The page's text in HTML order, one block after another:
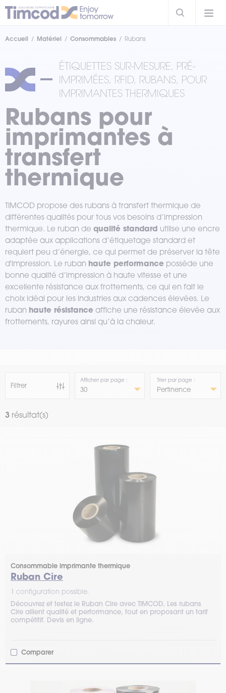
Accueil Matériel Consommables Rubans
ÉTIQUETTES SUR-MESURE, PRÉ-
IMPRIMÉES, RFID, RUBANS, POUR
IMPRIMANTES THERMIQUES
Rubans pour
imprimantes à
transfert
thermique
TIMCOD propose des rubans à transfert thermique de
différentes qualités pour tous vos besoins d’impression
thermique. Le ruban de qualité standard utilise une encre
adaptée aux applications d’étiquetage standard et
requiert peu d’énergie, ce qui permet de préserver la tête
d'impression. Le ruban haute performance possède une
bonne qualité d’impression à haute vitesse et une
excellente résistance aux frottements, ce qui en fait le
choix idéal pour les industries aux cadences élevées. Le
ruban haute résistance affiche une résistance élevée aux
frottements, rayures ainsi qu’à la chaleur.
3 résultat(s)
Filtrer
Afficher par page : Trier par page :
Consommable imprimante thermique
Ruban Cire
1 configuration possible.
Découvrez et testez le Ruban Cire avec TIMCOD. Les rubans
Cire allient qualité et performance, tout en proposant un tarif
compétitif. Devis en ligne.
Comparer